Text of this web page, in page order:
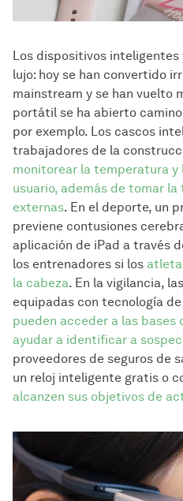
Los dispositivos inteligentes
lujo: hoy se han convertido
mainstream y se han vuelto
portátil se ha abierto
por exemplo. Los cascos
trabajadores de la
monitorear la temperatura
usuario, además de tomar
externas. En el deporte, un
previene contusiones
aplicación de iPad a través
los entrenadores si los
la cabeza. En la vigilancia,
equipadas con tecnología
pueden acceder a las bases
ayudar a identificar a
proveedores de seguros de
un reloj inteligente gratis o
alcanzen sus objetivos de